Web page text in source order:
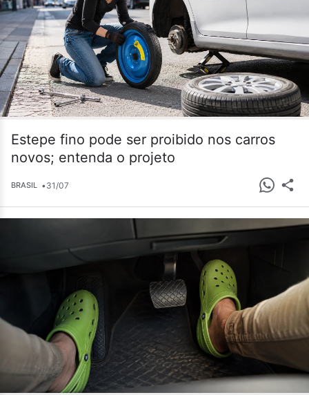
Estepe fino pode ser proibido nos carros
novos; entenda o projeto
BRASIL •31/07